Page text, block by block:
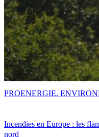
Incendies en Europe : les
nord
PROENERGIE,